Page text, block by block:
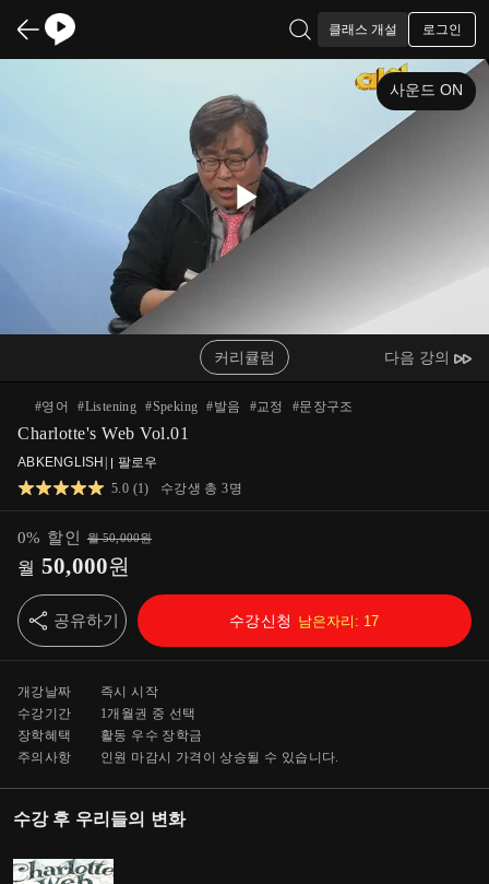
클래스 개설 로그인
Play
Video
사운드 ON
커리큘럼 다음 강의
#영어 #Listening #Speking #발음 #교정 #문장구조
Charlotte's Web Vol.01
ABKENGLISH
팔로우
5.0 (1) 수강생 총3명
0% 할인 월50,000원
월 50,000원
공유하기 수강신청 남은자리: 17
개강날짜
즉시 시작
수강기간
1개월 권 중 선택
장학혜택
활동 우수 장학금
주의사항
인원 마감시 가격이 상승될 수 있습니다.
수강 후 우리들의 변화